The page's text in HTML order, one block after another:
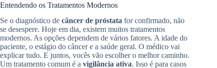
Entendendo os Tratamentos Modernos
Se o diagnóstico de câncer de próstata for confirmado, não
se desespere. Hoje em dia, existem muitos tratamentos
modernos. As opções dependem de vários fatores. A idade do
paciente, o estágio do câncer e a saúde geral. O médico vai
explicar tudo. E juntos, vocês vão escolher o melhor caminho.
Um tratamento comum é a vigilância ativa. Isso é para casos